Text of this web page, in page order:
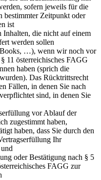
sofern jeweils für die
bestimmter Zeitpunkt oder
ist
die nicht auf einem
werden sollen
…), wenn wir noch vor
11 österreichisches FAGG
haben (sprich die
Das Rücktrittsrecht
Fällen, in denen Sie nach
sind, in denen Sie
vor Ablauf der
zugestimmt haben,
haben, dass Sie durch den
Ihr
oder Bestätigung nach § 5
FAGG zur